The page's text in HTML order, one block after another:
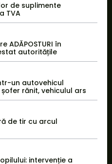
de suplimente
TVA
ADĂPOSTURI în
autoritățile
un autovehicul
rănit, vehiculul ars
de tir cu arcul
intervenție a